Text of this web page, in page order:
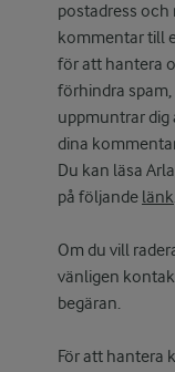
postadress och
kommentar till
för att hantera
förhindra
uppmuntrar
dina
Du kan läsa
på följande länk
Om du vill
vänligen
begäran.
För att hantera